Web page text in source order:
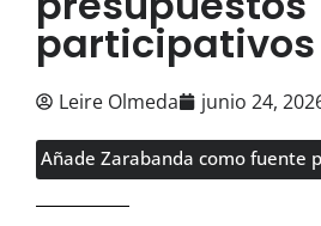
participativos
Leire Olmeda junio 24,
Añade Zarabanda como fuente